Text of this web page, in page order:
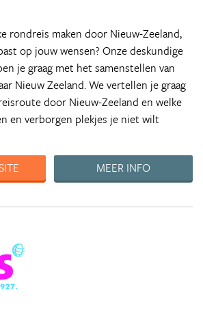
rondreis maken door Nieuw-Zeeland,
op jouw wensen? Onze deskundige
je graag met het samenstellen van
Nieuw Zeeland. We vertellen je graag
door Nieuw-Zeeland en welke
en verborgen plekjes je niet wilt
MEER INFO